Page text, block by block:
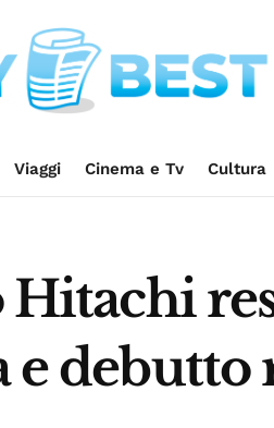
Viaggi Cinema e Tv Cultura
e